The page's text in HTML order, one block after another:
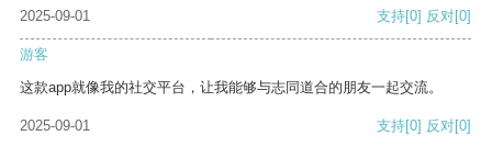
2025-09-01 支持[0] 反对[0]
游客
这款app就像我的社交平台，让我能够与志同道合的朋友一起交流。
2025-09-01 支持[0] 反对[0]